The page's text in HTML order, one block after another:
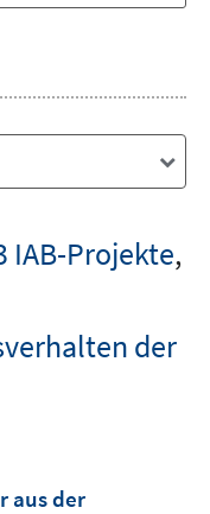
IAB-Projekte,
der
aus der